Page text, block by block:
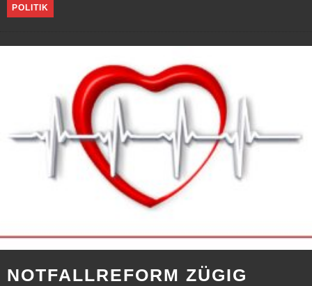
POLITIK
NOTFALLREFORM ZÜGIG